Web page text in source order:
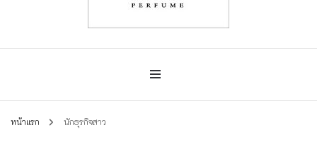
น้ำหอมกัลยา
น้ำหอมกัลยา น้ำหอมแท้แบรนด์ไทย คุณภาพยุโรป
หน้าแรก นักธุรกิจสาว